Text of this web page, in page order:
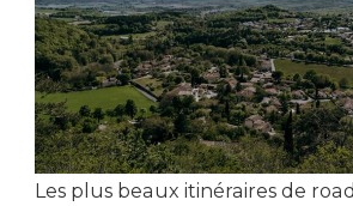
Les plus beaux itinéraires de